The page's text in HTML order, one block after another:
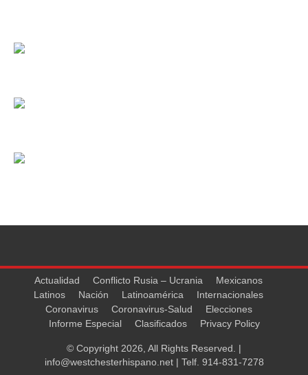
Actualidad Conflicto Rusia – Ucrania
Mexicanos
Latinos
Nación Latinoamérica
Internacionales
Coronavirus
Coronavirus-Salud
Elecciones
Informe Especial
Clasificados Privacy Policy
© Copyright 2026, All Rights Reserved. |
info@westchesterhispano.net| Telf. 914-831-7278